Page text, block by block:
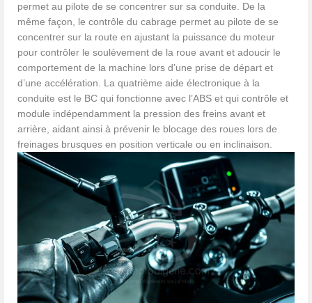
permet au pilote de se concentrer sur sa conduite. De la
même façon, le contrôle du cabrage permet au pilote de se
concentrer sur la route en ajustant la puissance du moteur
pour contrôler le soulèvement de la roue avant et adoucir le
comportement de la machine lors d’une prise de départ et
d’une accélération. La quatrième aide électronique à la
conduite est le BC qui fonctionne avec l’ABS et qui contrôle et
module indépendamment la pression des freins avant et
arrière, aidant ainsi à prévenir le blocage des roues lors de
freinages brusques en position verticale ou en inclinaison.